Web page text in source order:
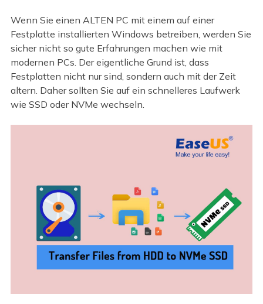
Wenn Sie einen ALTEN PC mit einem auf einer
Festplatte installierten Windows betreiben, werden Sie
sicher nicht so gute Erfahrungen machen wie mit
modernen PCs. Der eigentliche Grund ist, dass
Festplatten nicht nur sind, sondern auch mit der Zeit
altern. Daher sollten Sie auf ein schnelleres Laufwerk
wie SSD oder NVMe wechseln.